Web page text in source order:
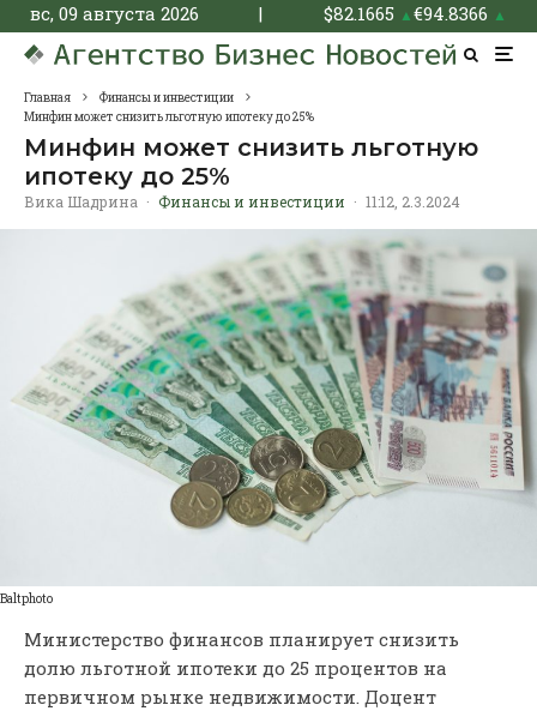
вс, 09 августа 2026 | $82.1665 ▲€94.8366 ▲
Главная
Финансы и инвестиции
Минфин может снизить льготную ипотеку до 25%
Минфин может снизить льготную
ипотеку до 25%
Вика Шадрина · Финансы и инвестиции · 11:12, 2.3.2024
Baltphoto
Министерство финансов планирует снизить
долю льготной ипотеки до 25 процентов на
первичном рынке недвижимости. Доцент